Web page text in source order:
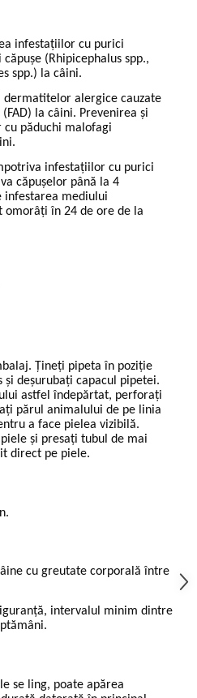
infestațiilor cu purici
(Rhipicephalus spp.,
spp.) la câini.
dermatitelor alergice cauzate
la câini. Prevenirea și
păduchi malofagi
infestațiilor cu purici
căpușelor până la 4
infestarea mediului
omorâți în 24 de ore de la
Țineți pipeta în poziție
deșurubați capacul pipetei.
astfel îndepărtat, perforați
părul animalului de pe linia
a face pielea vizibilă.
și presați tubul de mai
direct pe piele.
cu greutate corporală între
intervalul minim dintre
se ling, poate apărea